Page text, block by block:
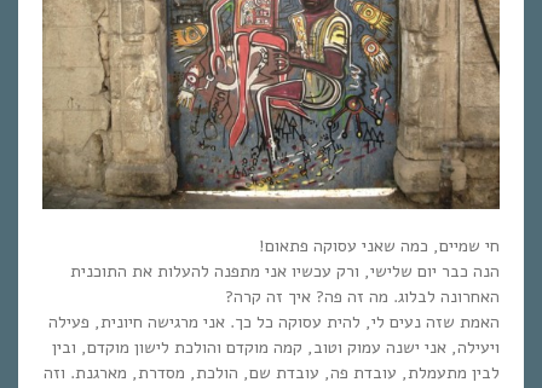
חי שמיים, כמה שאני עסוקה פתאום!
הנה כבר יום שלישי, ורק עכשיו אני מתפנה להעלות את התוכנית
האחרונה לבלוג. מה זה פה? איך זה קרה?
האמת שזה נעים לי, להית עסוקה כל כך. אני מרגישה חיונית, פעילה
ויעילה, אני ישנה עמוק וטוב, קמה מוקדם והולכת לישון מוקדם, ובין
לבין מתעמלת, עובדת פה, עובדת שם, הולכת, מסדרת, מארגנת. וזה